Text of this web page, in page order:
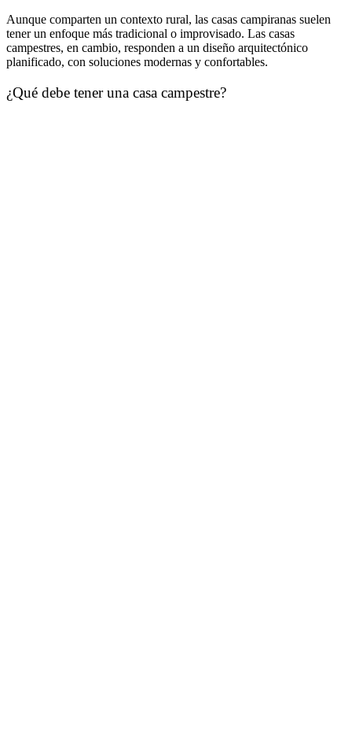
Aunque comparten un contexto rural, las casas campiranas suelen
tener un enfoque más tradicional o improvisado. Las casas
campestres, en cambio, responden a un diseño arquitectónico
planificado, con soluciones modernas y confortables.
¿Qué debe tener una casa campestre?